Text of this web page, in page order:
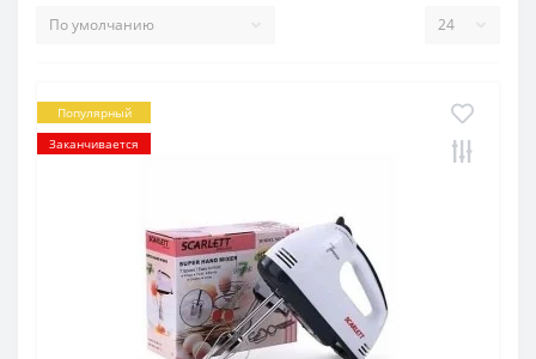
Популярный
Заканчивается